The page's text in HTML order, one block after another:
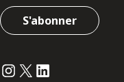
S'abonner
Instagram
Twitter
LinkedIn